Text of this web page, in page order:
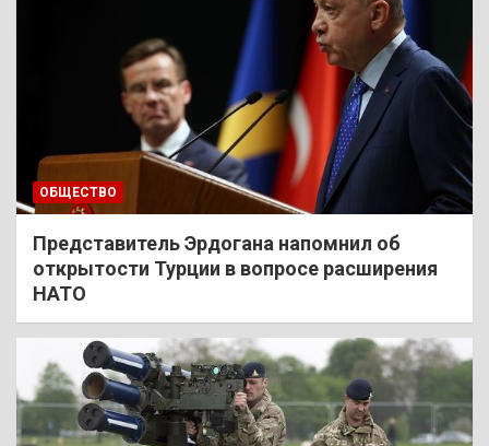
ОБЩЕСТВО
Представитель Эрдогана напомнил об
открытости Турции в вопросе расширения
НАТО